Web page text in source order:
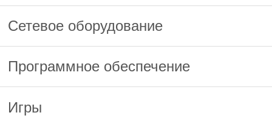
Сетевое оборудование
Программное обеспечение
Игры